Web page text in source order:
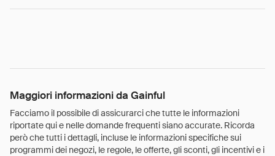
Maggiori informazioni da Gainful
Facciamo il possibile di assicurarci che tutte le informazioni
riportate qui e nelle domande frequenti siano accurate. Ricorda
però che tutti i dettagli, incluse le informazioni specifiche sui
programmi dei negozi, le regole, le offerte, gli sconti, gli incentivi e i